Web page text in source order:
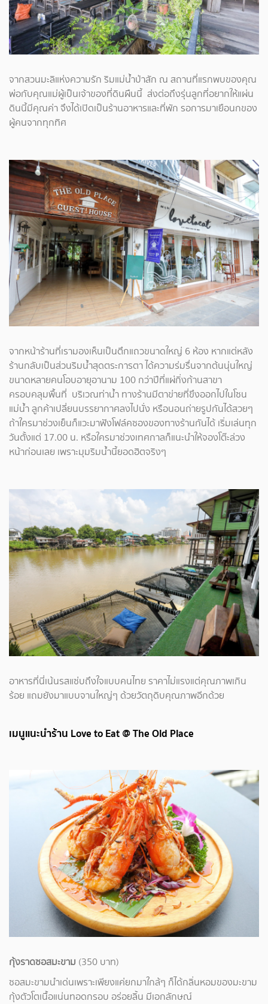
จากสวนมะลิแห่งความรัก ริมแม่น้ำป่าสัก ณ สถานที่แรกพบของคุณ
พ่อกับคุณแม่ผู้เป็นเจ้าของที่ดินผืนนี้ ส่งต่อถึงรุ่นลูกที่อยากให้แผ่น
ดินนี้มีคุณค่า จึงได้เปิดเป็นร้านอาหารและที่พัก รอการมาเยือนกของ
ผู้คนจากทุกทิศ
จากหน้าร้านที่เรามองเห็นเป็นตึกแถวขนาดใหญ่ 6 ห้อง หากแต่หลัง
ร้านกลับเป็นส่วนริมน้ำสุดตระการตา ได้ความร่มรื่นจากต้นนุ่นใหญ่
ขนาดหลายคนโอบอายุอานาม 100 กว่าปีที่แผ่กิ่งก้านสาขา
ครอบคลุมพื้นที่ บริเวณท่าน้ำ ทางร้านมีตาข่ายที่ขึงออกไปในโซน
แม่น้ำ ลูกค้าเปลี่ยนบรรยากาศลงไปนั่ง หรือนอนถ่ายรูปกันได้สวยๆ
ถ้าใครมาช่วงเย็นก็แวะมาฟังโฟล์คซองของทางร้านกันได้ เริ่มเล่นทุก
วันตั้งแต่ 17.00 น. หรือใครมาช่วงเทศกาลก็แนะนำให้จองโต๊ะล่วง
หน้าก่อนเลย เพราะมุมริมน้ำนี้ยอดฮิตจริงๆ
อาหารที่นี่เน้นรสแซ่บถึงใจแบบคนไทย ราคาไม่แรงแต่คุณภาพเกิน
ร้อย แถมยังมาแบบจานใหญ่ๆ ด้วยวัตถุดิบคุณภาพอีกด้วย
เมนูแนะนำร้าน Love to Eat @ The Old Place
กุ้งราดซอสมะขาม (350 บาท)
ซอสมะขามนำเด่นเพราะเพียงแค่ยกมาใกล้ๆ ก็ได้กลิ่นหอมของมะขาม
กุ้งตัวโตเนื้อแน่นทอดกรอบ อร่อยลิ้น มีเอกลักษณ์